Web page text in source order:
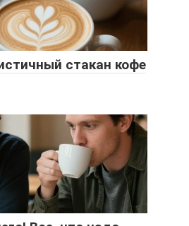
стакан кофе